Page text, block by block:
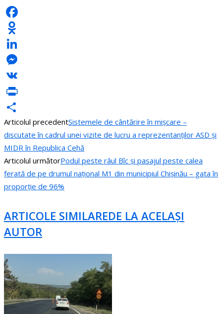
Facebook
Odnoklassniki
LinkedIn
Messenger
VK
PrintFriendly
Partajează
Articolul precedentSistemele de cântărire în mișcare –
discutate în cadrul unei vizite de lucru a reprezentanților ASD și
MIDR în Republica Cehă
Articolul următorPodul peste râul Bîc și pasajul peste calea
ferată de pe drumul național M1 din municipiul Chișinău – gata în
proporție de 96%
ARTICOLE SIMILAREDE LA ACELAȘI
AUTOR